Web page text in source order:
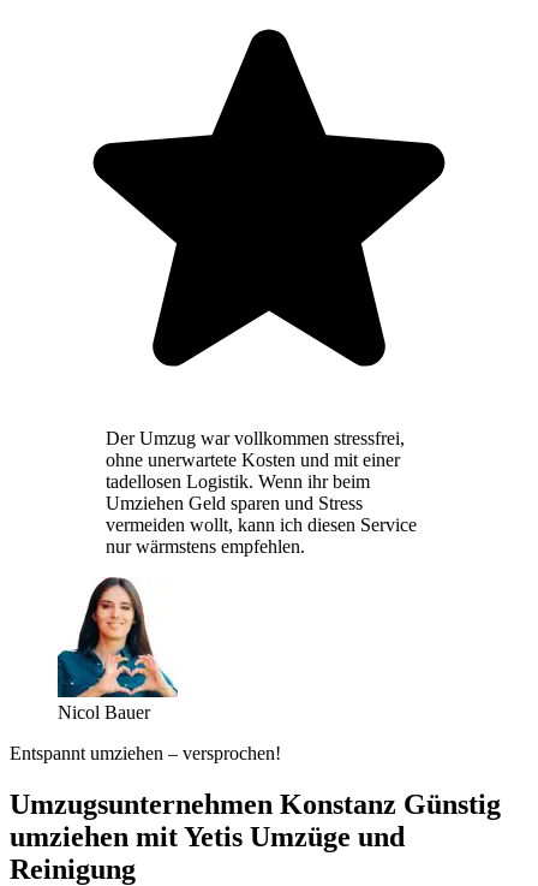
Der Umzug war vollkommen stressfrei,
ohne unerwartete Kosten und mit einer
tadellosen Logistik. Wenn ihr beim
Umziehen Geld sparen und Stress
vermeiden wollt, kann ich diesen Service
nur wärmstens empfehlen.
Nicol Bauer
Entspannt umziehen – versprochen!
Umzugsunternehmen Konstanz Günstig
umziehen mit Yetis Umzüge und
Reinigung